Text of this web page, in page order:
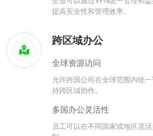
提高安全性和管理效率。
跨区域办公
全球资源访问
允许跨国公司在全球范围内统
持跨区域协作。
多国办公灵活性
员工可以在不同国家或地区灵